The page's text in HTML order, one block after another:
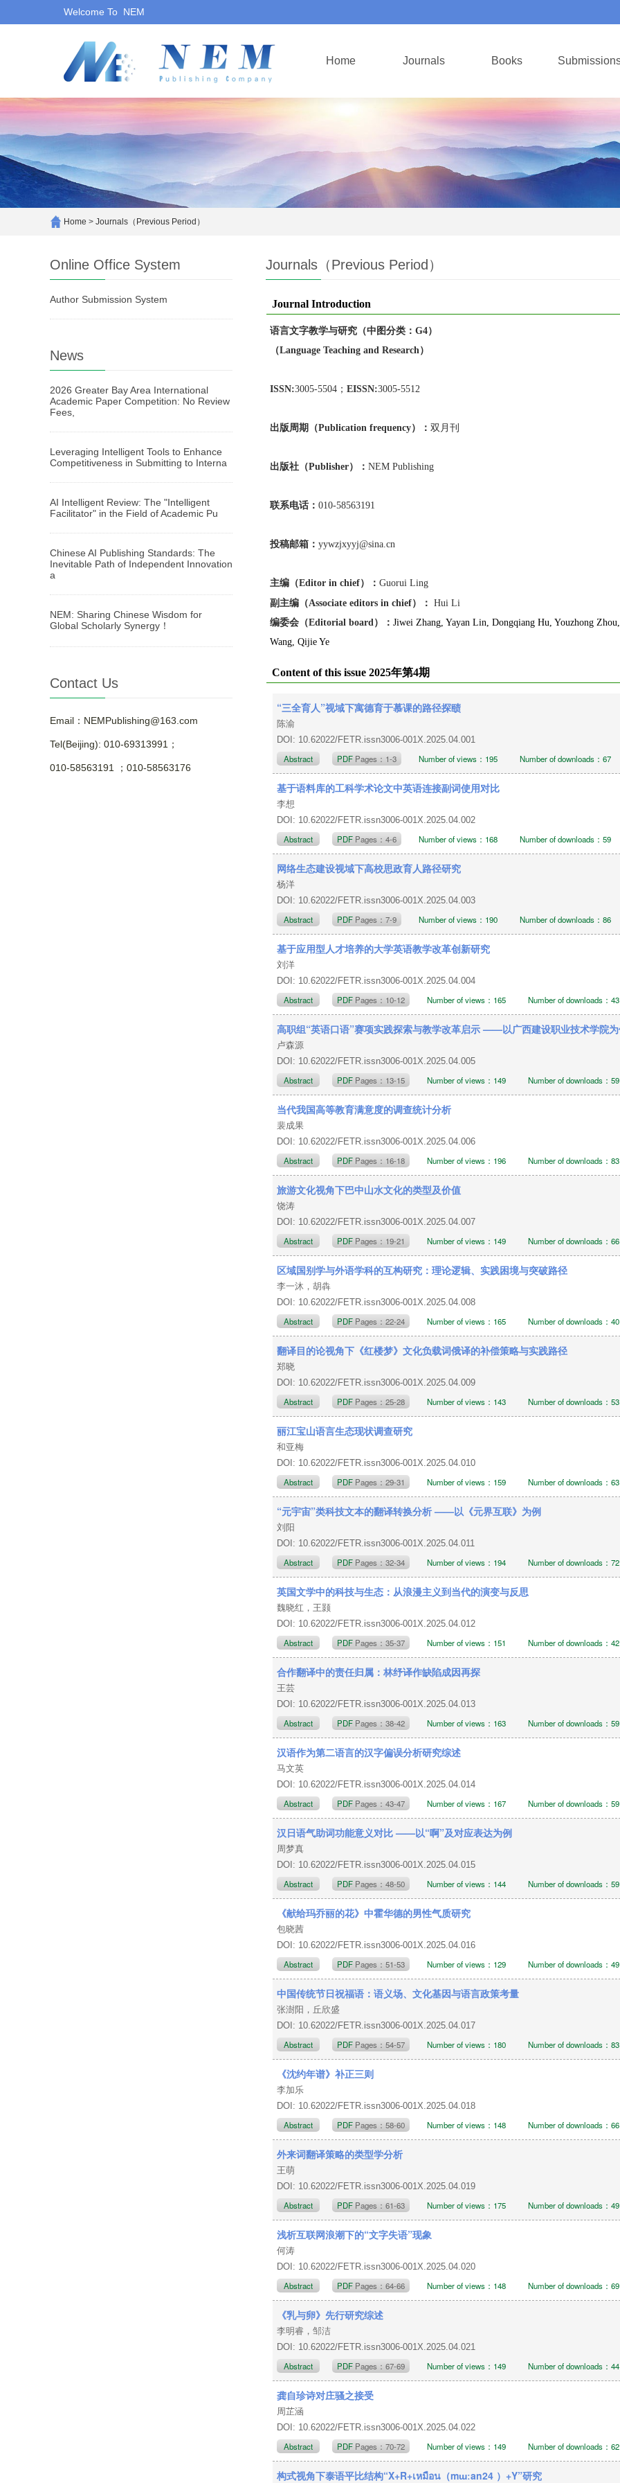
Welcome To NEM
Home Journals Books
Home > Journals（Previous Period）
Online Office System
Author Submission System
News
2026 Greater Bay Area International
Academic Paper Competition: No Review
Fees,
Leveraging Intelligent Tools to Enhance
Competitiveness in Submitting to Interna
AI Intelligent Review: The "Intelligent
Facilitator" in the Field of Academic Pu
Chinese AI Publishing Standards: The
Inevitable Path of Independent Innovation
a
NEM: Sharing Chinese Wisdom for
Global Scholarly Synergy！
Contact Us
Email：NEMPublishing@163.com
Tel(Beijing): 010-69313991；
010-58563191 ；010-58563176
Journals（Previous Period）
Journal Introduction
语言文字教学与研究（中图分类：G4）
（Language Teaching and Research）
ISSN:3005-5504； EISSN:3005-5512
出版周期（Publication frequency）： 双月刊
出版社（Publisher）： NEM Publishing
联系电话： 010-58563191
投稿邮箱： yywzjxyyj@sina.cn
主编（Editor in chief）： Guorui Ling
副主编 （Associate editors in chief） ： Hui Li
编委会（Editorial board）： Jiwei Zhang, Yayan Lin, Dongqiang Hu, Youzhong
Wang, Qijie Ye
Content of this issue 2025年第4期
“三全育人”视域下寓德育于慕课的路径探赜
陈渝
DOI: 10.62022/FETR.issn3006-001X.2025.04.001
Abstract PDF Pages：1-3 Number of views：195 Number of downloads：67
基于语料库的工科学术论文中英语连接副词使用对比
李想
DOI: 10.62022/FETR.issn3006-001X.2025.04.002
Abstract PDF Pages：4-6 Number of views：168 Number of downloads：59
网络生态建设视域下高校思政育人路径研究
杨洋
DOI: 10.62022/FETR.issn3006-001X.2025.04.003
Abstract PDF Pages：7-9 Number of views：190 Number of downloads：86
基于应用型人才培养的大学英语教学改革创新研究
刘洋
DOI: 10.62022/FETR.issn3006-001X.2025.04.004
Abstract PDF Pages：10-12 Number of views：165 Number of downloads：43
高职组“英语口语”赛项实践探索与教学改革启示 ——以广西建设职业技术学院
卢森源
DOI: 10.62022/FETR.issn3006-001X.2025.04.005
Abstract PDF Pages：13-15 Number of views：149 Number of downloads：59
当代我国高等教育满意度的调查统计分析
裴成果
DOI: 10.62022/FETR.issn3006-001X.2025.04.006
Abstract PDF Pages：16-18 Number of views：196 Number of downloads：83
旅游文化视角下巴中山水文化的类型及价值
饶涛
DOI: 10.62022/FETR.issn3006-001X.2025.04.007
Abstract PDF Pages：19-21 Number of views：149 Number of downloads：66
区域国别学与外语学科的互构研究：理论逻辑、实践困境与突破路径
李一沐，胡犇
DOI: 10.62022/FETR.issn3006-001X.2025.04.008
Abstract PDF Pages：22-24 Number of views：165 Number of downloads：40
翻译目的论视角下《红楼梦》文化负载词俄译的补偿策略与实践路径
郑晓
DOI: 10.62022/FETR.issn3006-001X.2025.04.009
Abstract PDF Pages：25-28 Number of views：143 Number of downloads：53
丽江宝山语言生态现状调查研究
和亚梅
DOI: 10.62022/FETR.issn3006-001X.2025.04.010
Abstract PDF Pages：29-31 Number of views：159 Number of downloads：63
“元宇宙”类科技文本的翻译转换分析 ——以《元界互联》为例
刘阳
DOI: 10.62022/FETR.issn3006-001X.2025.04.011
Abstract PDF Pages：32-34 Number of views：194 Number of downloads：72
英国文学中的科技与生态：从浪漫主义到当代的演变与反思
魏晓红，王颢
DOI: 10.62022/FETR.issn3006-001X.2025.04.012
Abstract PDF Pages：35-37 Number of views：151 Number of downloads：42
合作翻译中的责任归属：林纾译作缺陷成因再探
王芸
DOI: 10.62022/FETR.issn3006-001X.2025.04.013
Abstract PDF Pages：38-42 Number of views：163 Number of downloads：59
汉语作为第二语言的汉字偏误分析研究综述
马文英
DOI: 10.62022/FETR.issn3006-001X.2025.04.014
Abstract PDF Pages：43-47 Number of views：167 Number of downloads：59
汉日语气助词功能意义对比 ——以“啊”及对应表达为例
周梦真
DOI: 10.62022/FETR.issn3006-001X.2025.04.015
Abstract PDF Pages：48-50 Number of views：144 Number of downloads：59
《献给玛乔丽的花》中霍华德的男性气质研究
包晓茜
DOI: 10.62022/FETR.issn3006-001X.2025.04.016
Abstract PDF Pages：51-53 Number of views：129 Number of downloads：49
中国传统节日祝福语：语义场、文化基因与语言政策考量
张澍阳，丘欣盛
DOI: 10.62022/FETR.issn3006-001X.2025.04.017
Abstract PDF Pages：54-57 Number of views：180 Number of downloads：83
《沈约年谱》补正三则
李加乐
DOI: 10.62022/FETR.issn3006-001X.2025.04.018
Abstract PDF Pages：58-60 Number of views：148 Number of downloads：66
外来词翻译策略的类型学分析
王萌
DOI: 10.62022/FETR.issn3006-001X.2025.04.019
Abstract PDF Pages：61-63 Number of views：175 Number of downloads：49
浅析互联网浪潮下的“文字失语”现象
何涛
DOI: 10.62022/FETR.issn3006-001X.2025.04.020
Abstract PDF Pages：64-66 Number of views：148 Number of downloads：69
《乳与卵》先行研究综述
李明睿，邹洁
DOI: 10.62022/FETR.issn3006-001X.2025.04.021
Abstract PDF Pages：67-69 Number of views：149 Number of downloads：44
龚自珍诗对庄骚之接受
周芷涵
DOI: 10.62022/FETR.issn3006-001X.2025.04.022
Abstract PDF Pages：70-72 Number of views：149 Number of downloads：62
构式视角下泰语平比结构“X+R+เหมือน（mɯːan24 ）+Y”研究